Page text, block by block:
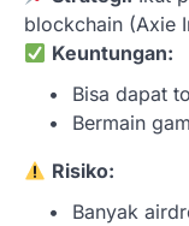
blockchain (Axie
Keuntungan:
Bisa dapat
Bermain
Risiko:
Banyak